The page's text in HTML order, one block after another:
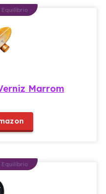
Equilíbrio
Marrom
Equilíbrio